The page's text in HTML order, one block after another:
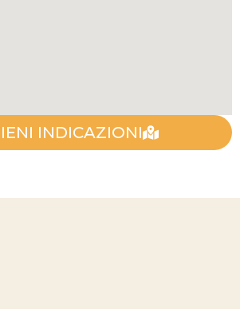
INDICAZIONI